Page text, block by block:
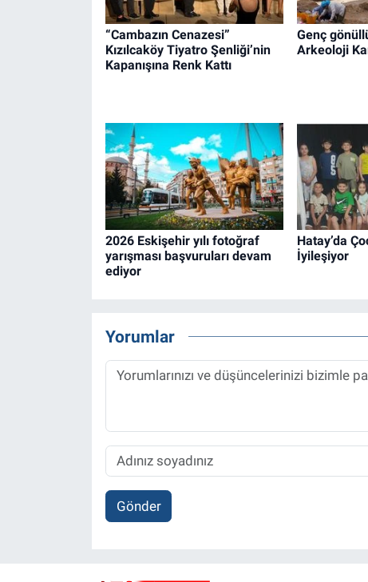
“Cambazın Cenazesi”
Kızılcaköy Tiyatro Şenliği’nin
Kapanışına Renk Kattı
Genç
Arkeoloji
2026 Eskişehir yılı fotoğraf
yarışması başvuruları devam
ediyor
Hatay’da
İyileşiyor
Yorumlar
Gönder